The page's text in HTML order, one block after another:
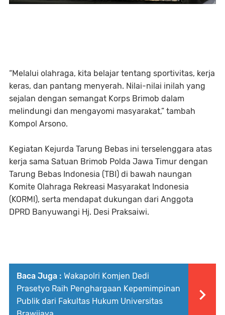
“Melalui olahraga, kita belajar tentang sportivitas, kerja
keras, dan pantang menyerah. Nilai-nilai inilah yang
sejalan dengan semangat Korps Brimob dalam
melindungi dan mengayomi masyarakat,” tambah
Kompol Arsono.
Kegiatan Kejurda Tarung Bebas ini terselenggara atas
kerja sama Satuan Brimob Polda Jawa Timur dengan
Tarung Bebas Indonesia (TBI) di bawah naungan
Komite Olahraga Rekreasi Masyarakat Indonesia
(KORMI), serta mendapat dukungan dari Anggota
DPRD Banyuwangi Hj. Desi Praksaiwi.
Baca Juga : Wakapolri Komjen Dedi
Prasetyo Raih Penghargaan Kepemimpinan
Publik dari Fakultas Hukum Universitas